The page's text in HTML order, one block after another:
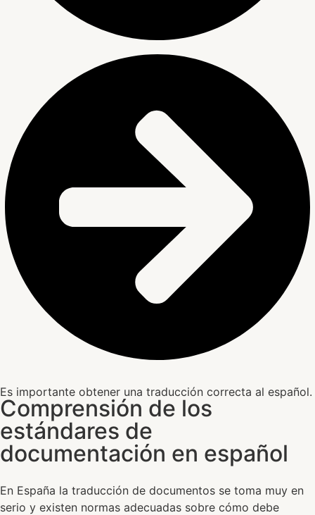
Es importante obtener una traducción correcta al español.
Comprensión de los
estándares de
documentación en español
En España la traducción de documentos se toma muy en
serio y existen normas adecuadas sobre cómo debe